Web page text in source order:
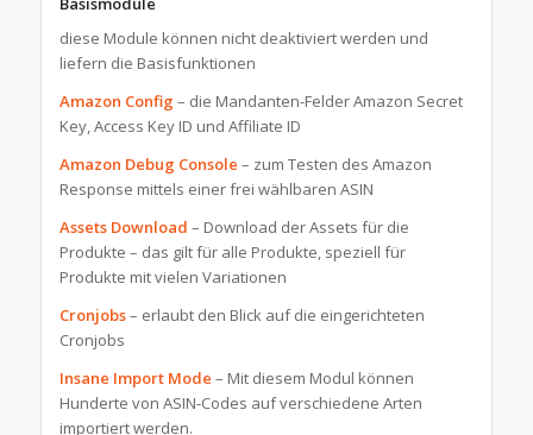
diese Module können nicht deaktiviert werden und
liefern die Basisfunktionen
Amazon Config – die Mandanten-Felder Amazon Secret
Key, Access Key ID und Affiliate ID
Amazon Debug Console – zum Testen des Amazon
Response mittels einer frei wählbaren ASIN
Assets Download – Download der Assets für die
Produkte – das gilt für alle Produkte, speziell für
Produkte mit vielen Variationen
Cronjobs– erlaubt den Blick auf die eingerichteten
Cronjobs
Insane Import Mode – Mit diesem Modul können
Hunderte von ASIN-Codes auf verschiedene Arten
importiert werden.